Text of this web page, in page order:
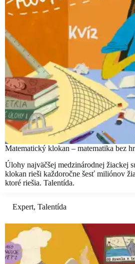
Matematický klokan – matematika bez
Úlohy najväčšej medzinárodnej žiackej
klokan rieši každoročne šesť miliónov
ktoré riešia. Talentída.
Expert, Talentída